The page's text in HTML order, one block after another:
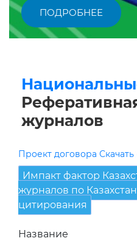
ПОДРОБНЕЕ
журналов
Проект договора Скачать
Импакт фактор
журналов по
цитирования
Название